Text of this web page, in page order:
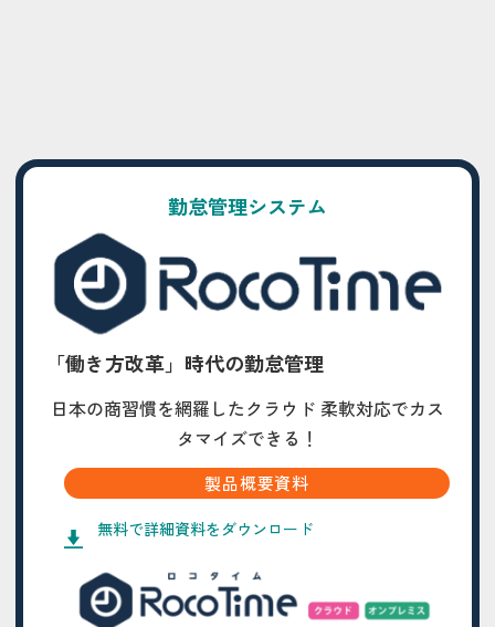
勤怠管理システム
「働き方改革」時代の勤怠管理
日本の商習慣を網羅したクラウド 柔軟対応でカス
タマイズできる！
製品概要資料
無料で詳細資料をダウンロード